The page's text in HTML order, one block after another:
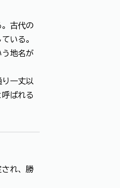
古代の
いる。
う地名が
一丈以
ばれる
され、勝